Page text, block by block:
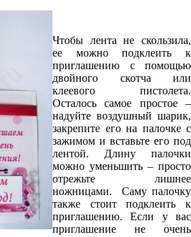
Чтобы лента не скользила,
ее можно подклеить к
приглашению с помощью
двойного скотча или
клеевого пистолета.
Осталось самое простое –
надуйте воздушный шарик,
закрепите его на палочке с
зажимом и вставьте его под
лентой. Длину палочки
можно уменьшить – просто
отрежьте лишнее
ножницами. Саму палочку
также стоит подклеить к
приглашению. Если у вас
приглашение не очень